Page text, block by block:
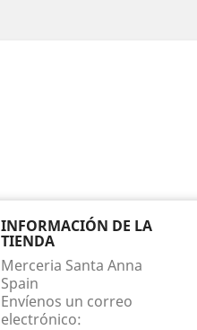
INFORMACIÓN DE LA
TIENDA
Merceria Santa Anna
Spain
Envíenos un correo
electrónico: